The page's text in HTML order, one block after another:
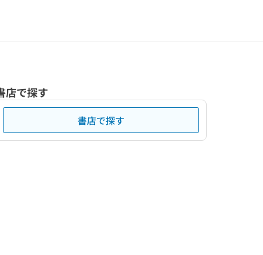
店で探す
書店で探す